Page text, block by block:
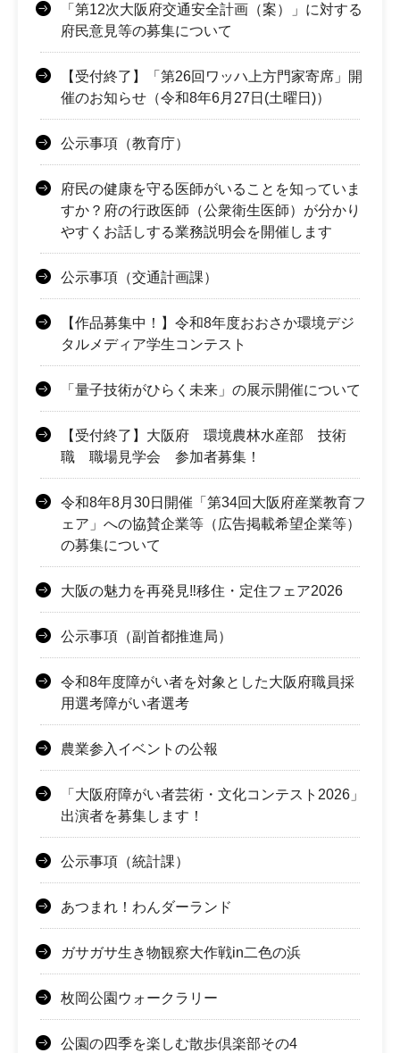
「第12次大阪府交通安全計画（案）」に対する
府民意見等の募集について
【受付終了】「第26回ワッハ上方門家寄席」開
催のお知らせ（令和8年6月27日(土曜日)）
公示事項（教育庁）
府民の健康を守る医師がいることを知っていま
すか？府の行政医師（公衆衛生医師）が分かり
やすくお話しする業務説明会を開催します
公示事項（交通計画課）
【作品募集中！】令和8年度おおさか環境デジ
タルメディア学生コンテスト
「量子技術がひらく未来」の展示開催について
【受付終了】大阪府 環境農林水産部 技術
職 職場見学会 参加者募集！
令和8年8月30日開催「第34回大阪府産業教育フ
ェア」への協賛企業等（広告掲載希望企業等）
の募集について
大阪の魅力を再発見‼移住・定住フェア2026
公示事項（副首都推進局）
令和8年度障がい者を対象とした大阪府職員採
用選考障がい者選考
農業参入イベントの公報
「大阪府障がい者芸術・文化コンテスト2026」
出演者を募集します！
公示事項（統計課）
あつまれ！わんダーランド
ガサガサ生き物観察大作戦in二色の浜
枚岡公園ウォークラリー
公園の四季を楽しむ散歩倶楽部その4